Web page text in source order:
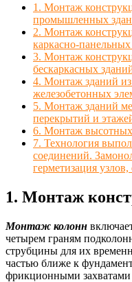
1. Монтаж
промышленных
2. Монтаж
каркасно-
3. Монтаж
бескаркасных
4. Монтаж зданий
железобетонных
5. Монтаж зданий
перекрытий и
6. Монтаж
7. Технология
соединений.
герметизация
1. Монтаж
Монтаж колонн
четырем граням
струбцины для их
частью ближе к
фрикционными захватами